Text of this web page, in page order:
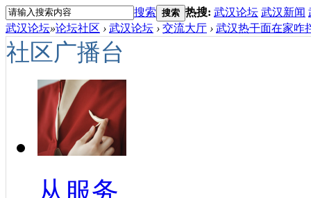
搜索 搜索 热搜: 武汉论坛 武汉新闻
武汉论坛»论坛社区 › 武汉论坛 › 交流大厅 › 武汉热干面在家咋
社区广播台
从服务